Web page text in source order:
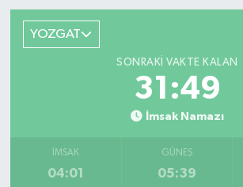
YOZGAT
SONRAKI VAKTE KALAN
31:49
İmsak Namazı
İMSAK
04:01
GÜNEŞ
05:39